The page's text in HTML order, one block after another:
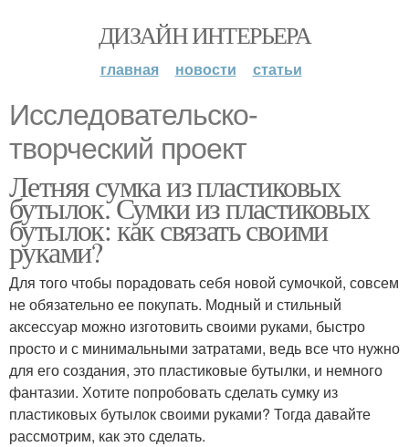
ДИЗАЙН ИНТЕРЬЕРА
главная новости статьи
Исследовательско-
творческий проект
Летняя сумка из пластиковых
бутылок. Сумки из пластиковых
бутылок: как связать своими
руками?
Для того чтобы порадовать себя новой сумочкой, совсем
не обязательно ее покупать. Модный и стильный
аксессуар можно изготовить своими руками, быстро
просто и с минимальными затратами, ведь все что нужно
для его создания, это пластиковые бутылки, и немного
фантазии. Хотите попробовать сделать сумку из
пластиковых бутылок своими руками? Тогда давайте
рассмотрим, как это сделать.